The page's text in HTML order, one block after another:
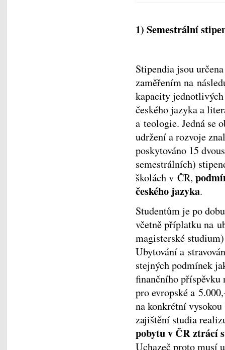
1) Semestrální
Stipendia jsou
zaměřením na
kapacity
českého jazyka a
a teologie. Jedná se
udržení a rozvoje
poskytováno 15
semestrálních)
školách v ČR,
českého jazyka.
Studentům je po
včetně příplatku na
magisterské
Ubytování a
stejných podmínek
finančního příspěvku
pro evropské a
na konkrétní
zajištění studia
pobytu v ČR ztrácí
Uchazeč proto musí